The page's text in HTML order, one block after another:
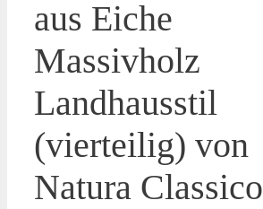
aus Eiche
Massivholz
Landhausstil
(vierteilig) von
Natura Classico